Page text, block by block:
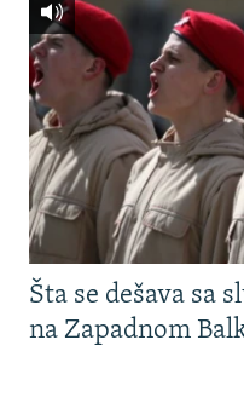
Šta se dešava sa
na Zapadnom